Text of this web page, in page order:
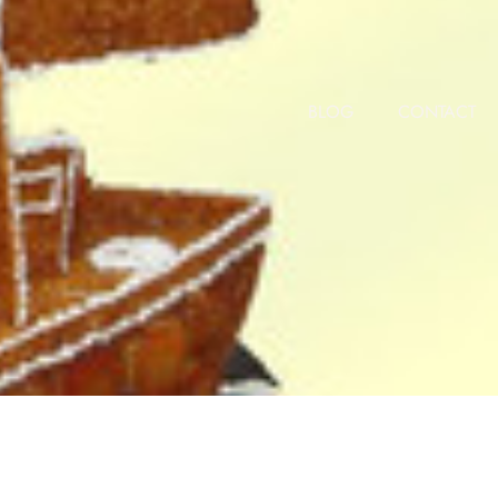
Nous retrouver :
RUE ST VULFRAN 80100 ABBEVILLE
BLOG CONTACT